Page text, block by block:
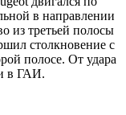
в направлении
из третьей полосы
столкновение с
полосе. От удара
в ГАИ.